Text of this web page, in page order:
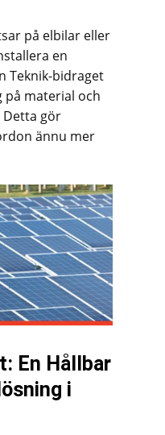
på elbilar eller
en
Teknik-bidraget
på material och
Detta gör
ännu mer
En Hållbar
i